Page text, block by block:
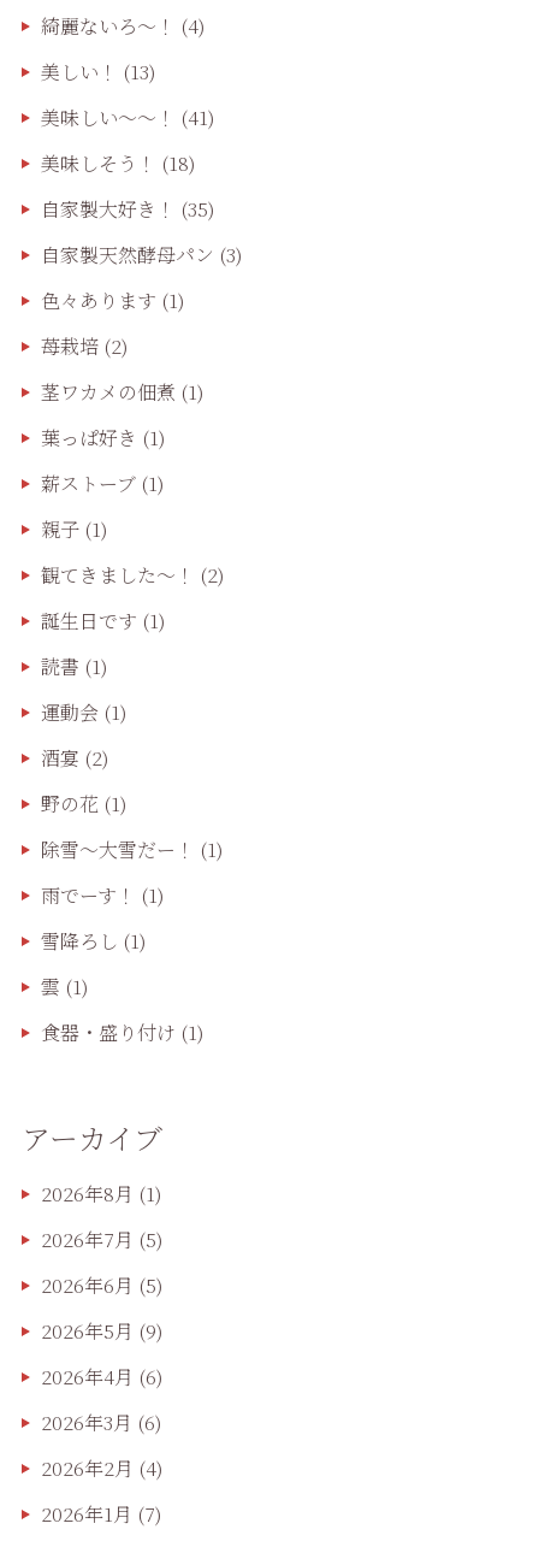
綺麗ないろ～！ (4)
美しい！ (13)
美味しい〜〜！ (41)
美味しそう！ (18)
自家製大好き！ (35)
自家製天然酵母パン (3)
色々あります (1)
苺栽培(2)
茎ワカメの佃煮 (1)
葉っぱ好き (1)
薪ストーブ(1)
親子(1)
観てきました〜！ (2)
誕生日です (1)
読書 (1)
運動会(1)
酒宴 (2)
野の花 (1)
除雪〜大雪だー！ (1)
雨でーす！ (1)
雪降ろし (1)
雲 (1)
食器・盛り付け (1)
アーカイブ
2026年8月 (1)
2026年7月 (5)
2026年6月 (5)
2026年5月 (9)
2026年4月 (6)
2026年3月 (6)
2026年2月 (4)
2026年1月 (7)